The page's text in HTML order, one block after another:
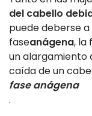
del cabello
puede deberse
faseanágena, la
un alargamiento
caída de un
fase anágena
.